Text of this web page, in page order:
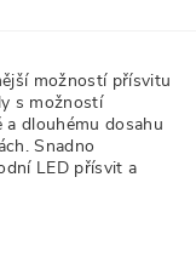
možností přísvitu
s možností
dlouhému dosahu
Snadno
LED přísvit a